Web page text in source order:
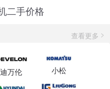
二手价格
查看更多
迪万伦 小松